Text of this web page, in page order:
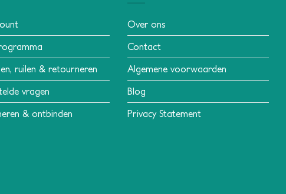
ruilen & retourneren
vragen
& ontbinden
Over ons
Contact
Algemene voorwaarden
Blog
Privacy Statement